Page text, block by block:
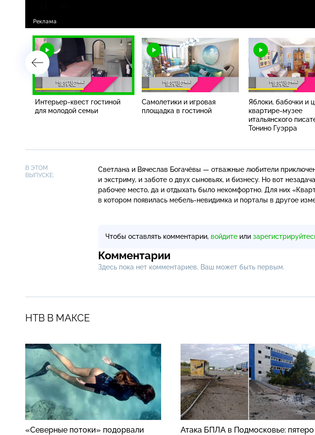
Интерьер-квест гостиной
для молодой семьи
Самолетики и игровая
площадка в гостиной
Яблоки, бабочки и
квартире-музее
итальянского
Тонино Гуэрра
В ЭТОМ
ВЫПУСКЕ:
Светлана и Вячеслав Богачёвы — отважные любители
и экстриму, и заботе о двух сыновьях, и бизнесу. Но вот
рабочее место, да и отдыхать было некомфортно. Для них
в котором появилась мебель-невидимка и порталы в другое
Чтобы оставлять комментарии, войдите или
Комментарии
Здесь пока нет комментариев, Ваш может быть первым.
НТВ В МАКСЕ
«Северные потоки» подорвали
Атака БПЛА в Подмосковье: пятеро